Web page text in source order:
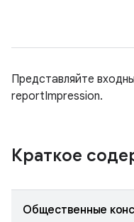
Представляйте
reportImpression.
Краткое
Общественные